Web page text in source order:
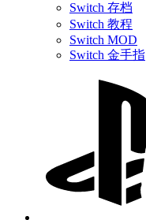
Switch 存档
Switch 教程
Switch MOD
Switch 金手指